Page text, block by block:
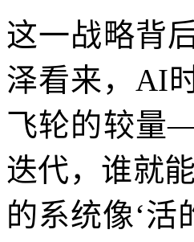
这一战略背
泽看来，AI
飞轮的较量
迭代，谁就
的系统像‘活